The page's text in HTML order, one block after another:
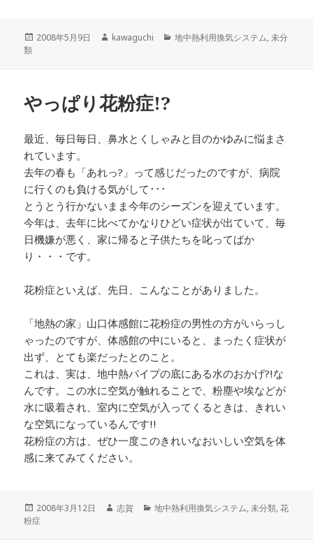
投
2008年5月9日
作
kawaguchi
カ
地中熱利用換気システム,未分
類
やっぱり花粉症!?
最近、毎日毎日、鼻水とくしゃみと目のかゆみに悩まさ
れています。
去年の春も「あれっ?」って感じだったのですが、病院
に行くのも負ける気がして･･･
とうとう行かないまま今年のシーズンを迎えています。
今年は、去年に比べてかなりひどい症状が出ていて、毎
日機嫌が悪く、家に帰ると子供たちを叱ってばか
り・・・です。
花粉症といえば、先日、こんなことがありました。
「地熱の家」山口体感館に花粉症の男性の方がいらっし
ゃったのですが、体感館の中にいると、まったく症状が
出ず、とても楽だったとのこと。
これは、実は、地中熱パイプの底にある水のおかげ?!な
んです。この水に空気が触れることで、粉塵や埃などが
水に吸着され、室内に空気が入ってくるときは、きれい
な空気になっているんです!!
花粉症の方は、ぜひ一度このきれいなおいしい空気を体
感に来てみてください。
投
稿
2008年3月12日
作
志賀
カ
地中熱利用換気システム,未分類,花
粉症